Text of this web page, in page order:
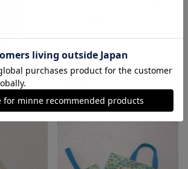
[sold out]子供用 デニム 帽子 キャスケット 秋 チェック柄 シンプル
女の子用 付け替え お花 ベビースタイ シンプル